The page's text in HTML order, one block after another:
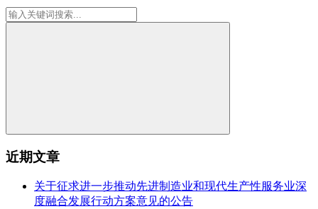
近期文章
关于征求进一步推动先进制造业和现代生产性服务业深
度融合发展行动方案意见的公告